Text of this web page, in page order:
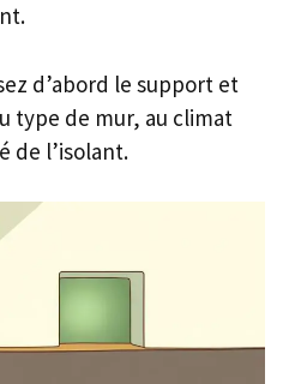
d’abord le support et
type de mur, au climat
de l’isolant.